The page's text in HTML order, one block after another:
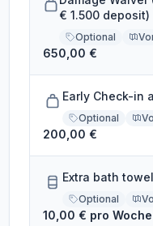
€ 1.500 deposit)
Optional
650,00 €
Early Check-in
Optional
200,00 €
Extra bath
Optional
10,00 € pro Woche